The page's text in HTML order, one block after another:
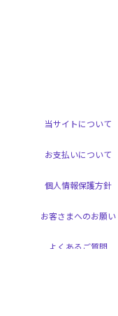
当サイトについて
お支払いについて
個人情報保護方針
お客さまへのお願い
よくあるご質問